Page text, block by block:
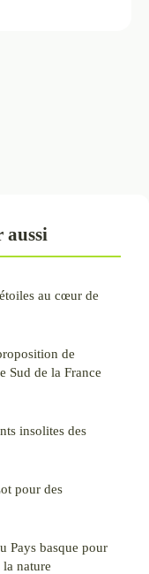
au cœur de
de
Sud de la France
insolites des
pour des
Pays basque pour
nature